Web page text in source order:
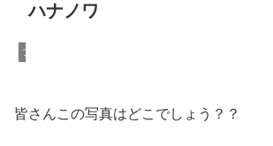
ハナノワ
ブログ
皆さんこの写真はどこでしょう？？